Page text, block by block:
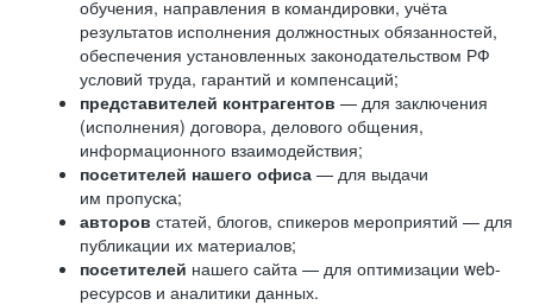
обучения, направления в командировки, учёта
результатов исполнения должностных обязанностей,
обеспечения установленных законодательством РФ
условий труда, гарантий и компенсаций;
представителей контрагентов — для заключения
(исполнения) договора, делового общения,
информационного взаимодействия;
посетителей нашего офиса — для выдачи
им пропуска;
авторов статей, блогов, спикеров мероприятий — для
публикации их материалов;
посетителей нашего сайта — для оптимизации web-
ресурсов и аналитики данных.